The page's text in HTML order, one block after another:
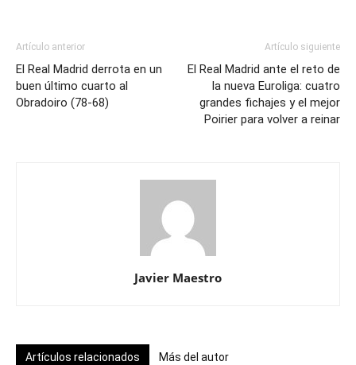
Artículo anterior
El Real Madrid derrota en un
buen último cuarto al
Obradoiro (78-68)
Artículo siguiente
El Real Madrid ante el reto de
la nueva Euroliga: cuatro
grandes fichajes y el mejor
Poirier para volver a reinar
Javier Maestro
Artículos relacionados Más del autor